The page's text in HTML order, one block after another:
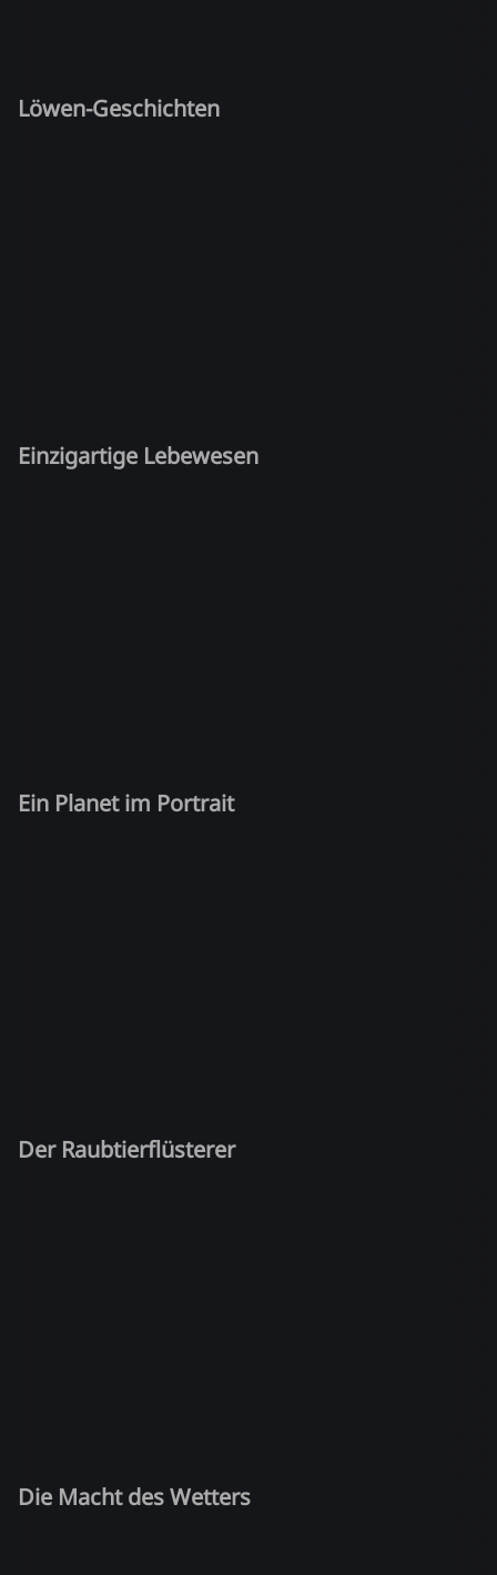
Löwen-Geschichten
Einzigartige Lebewesen
Ein Planet im Portrait
Der Raubtierflüsterer
Die Macht des Wetters